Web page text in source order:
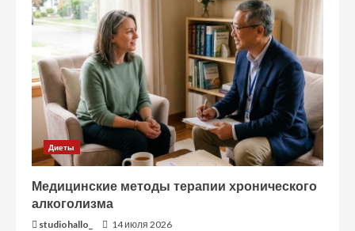
Диеты
Медицинские методы терапии хронического
алкоголизма
studiohallo_ 14 июля 2026